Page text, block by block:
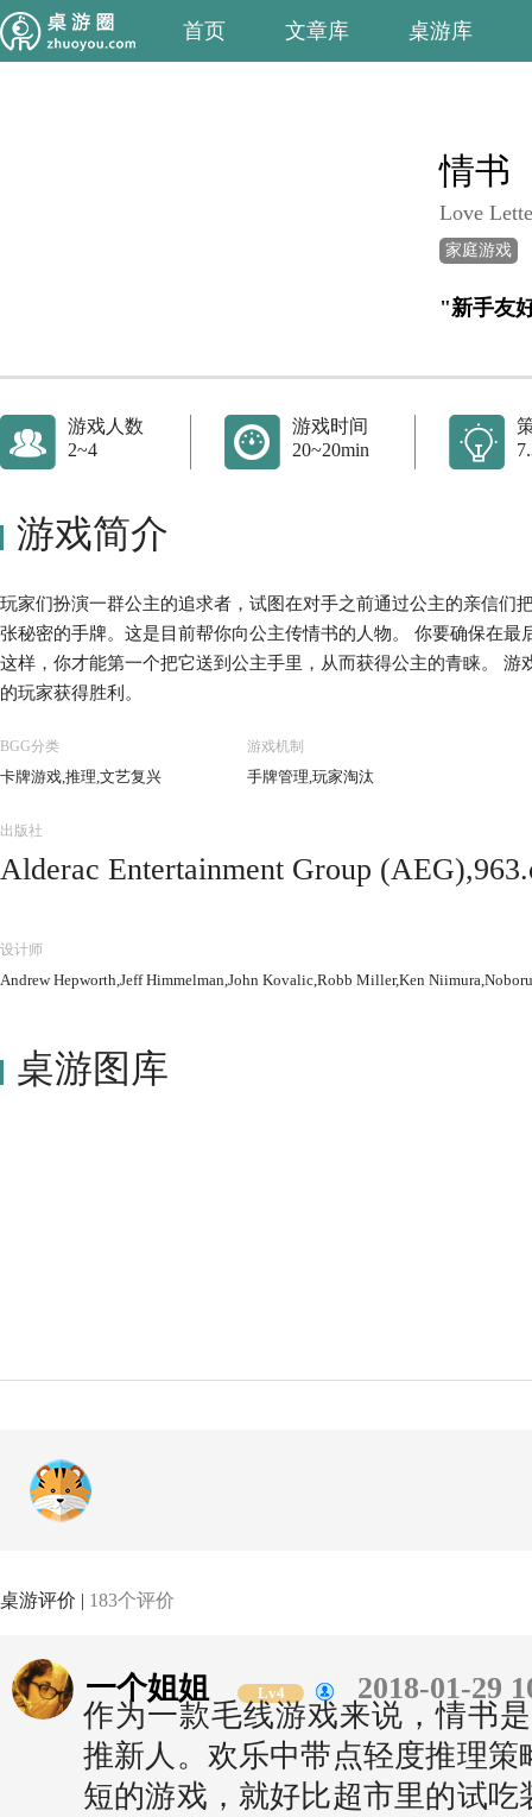
首页 文章库 桌游库
情书
Love
家庭游戏
"新手友
游戏人数
2~4
游戏时间
20~20min
游戏简介
玩家们扮演一群公主的追求者，试图在对手之前通过公主的亲信们
张秘密的手牌。这是目前帮你向公主传情书的人物。 你要确保在
这样，你才能第一个把它送到公主手里，从而获得公主的青睐。
的玩家获得胜利。
BGG分类
卡牌游戏,推理,文艺复兴
游戏机制
手牌管理,玩家淘汰
出版社
Alderac Entertainment Group
Delta Vision Publishing,Devir,Filosofia
bby World,HomoLudicus,Japon
iam Board Games,Steve Jackson
y.it edizioni
设计师
Andrew Hepworth,Jeff Himmelman,John Kovalic,Robb Miller,Ken
桌游图库
桌游评价 | 183个评价
一个姐姐 Lv4 2018-01-29
作为一款毛线游戏来说，情书
推新人。欢乐中带点轻度推理
短的游戏，就好比超市里的试